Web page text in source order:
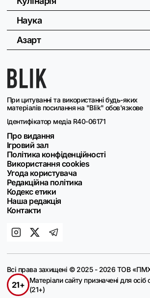
При цитуванні та використанні будь-яких
матеріалів посилання на "Blik" обов'язкове
Ідентифікатор медіа R40-06171
Про видання
Ігровий зал
Політика конфіденційності
Використання cookies
Угода користувача
Редакційна політика
Кодекс етики
Наша редакція
Контакти
Наука
Азарт
Всі права захищені © 2025 - 2026 ТОВ
21+
Матеріали сайту призначені для
(21+)